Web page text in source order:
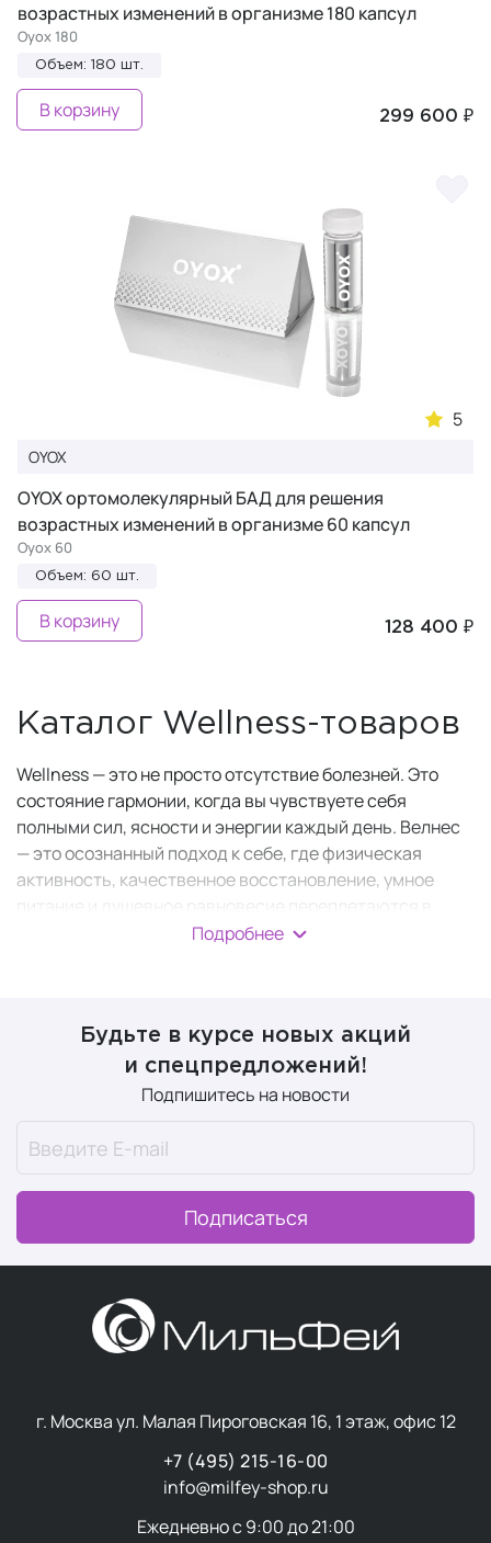
возрастных изменений в организме 180 капсул
Oyox 180
Объем: 180 шт.
299 600 ₽
В корзину
5
OYOX
OYOX ортомолекулярный БАД для решения
возрастных изменений в организме 60 капсул
Oyox 60
Объем: 60 шт.
128 400 ₽
В корзину
Каталог Wellness-товаров
Wellness — это не просто отсутствие болезней. Это
состояние гармонии, когда вы чувствуете себя
полными сил, ясности и энергии каждый день. Велнес
— это осознанный подход к себе, где физическая
активность, качественное восстановление, умное
аксессуаров для здорового сна до комплексных
витаминных комплексов и инвентаря для идеальной
один из краеугольных камней концепции Wellness и
важный ежедневный ритуал. Это время, когда тело
но и глубина погружения в отдых, когда ничто не
мешает полноценному восстановлению.
Суперфуды
— это простые натуральные продукты,
которые служат мощным источником питательных
Подробнее
Будьте в курсе новых акций
и спецпредложений!
Подпишитесь на новости
Подписаться
г. Москва ул. Малая Пироговская 16, 1 этаж, офис 12
+7 (495) 215-16-00
info@milfey-shop.ru
Ежедневно с 9:00 до 21:00